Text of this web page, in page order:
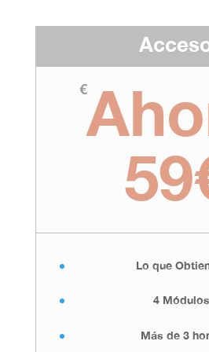
€
Lo que
4 Módulos
Más de 3